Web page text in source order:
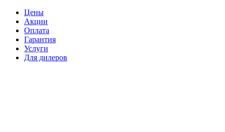
Цены
Акции
Оплата
Гарантия
Услуги
Для дилеров